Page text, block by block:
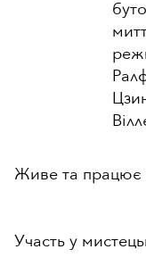
Живе та працює
Участь у